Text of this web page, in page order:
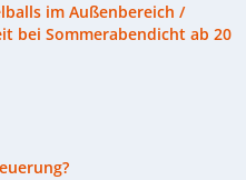
im Außenbereich /
bei Sommerabendicht ab 20